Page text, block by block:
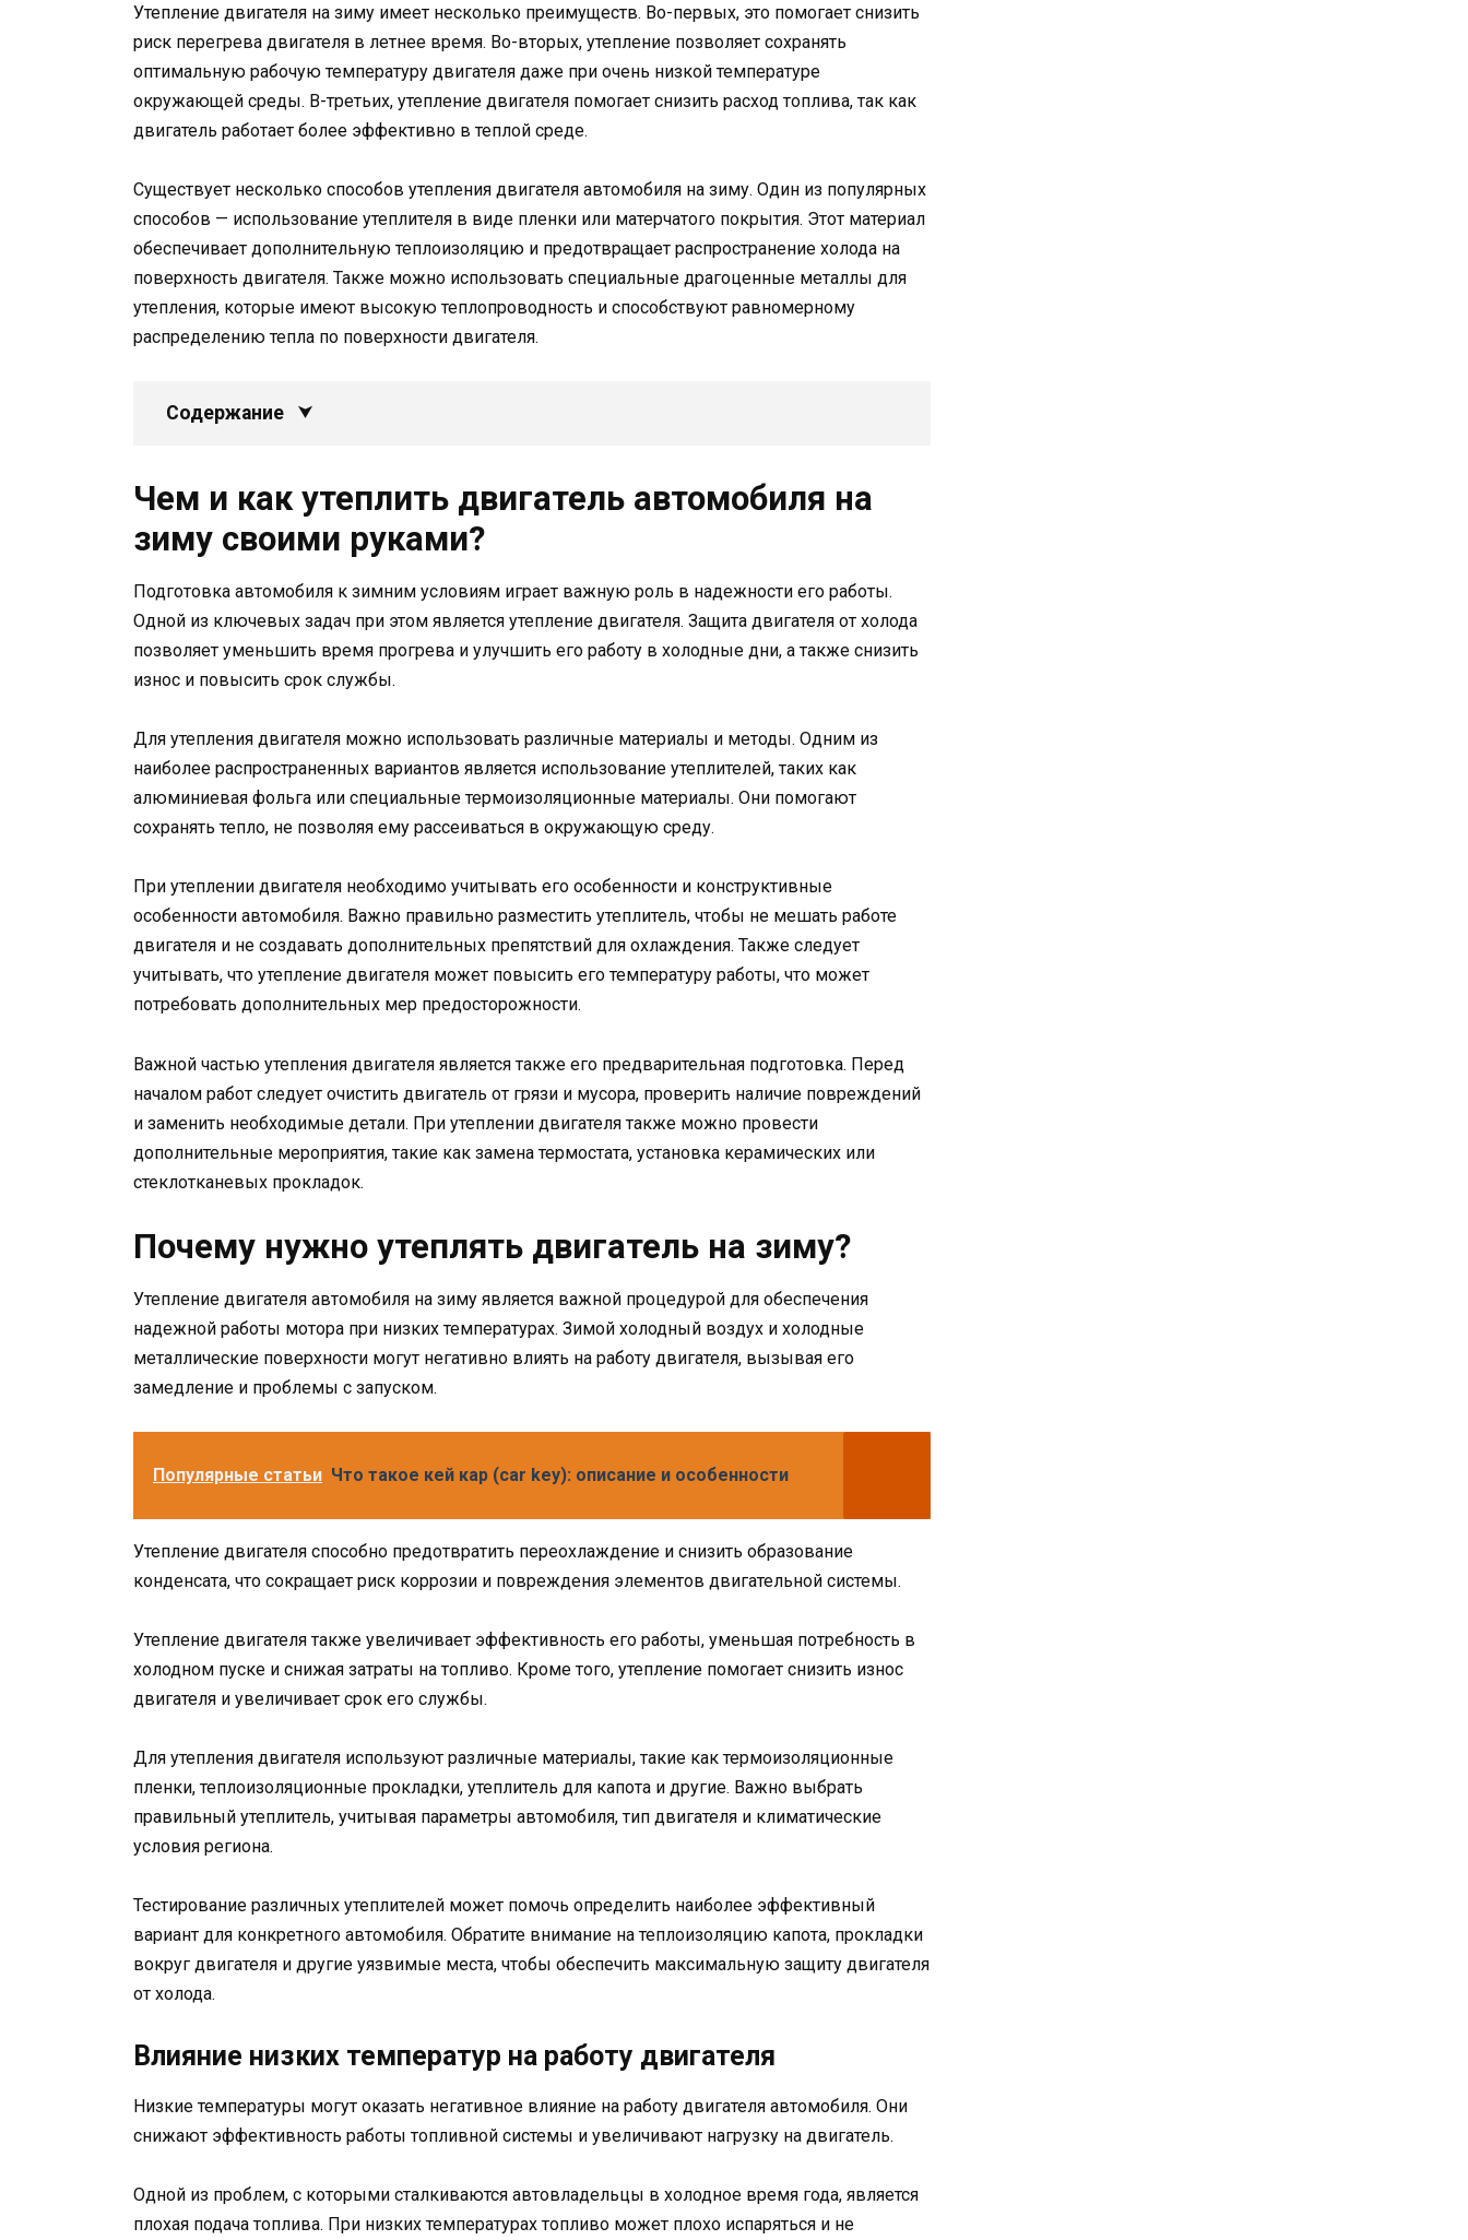
Утепление двигателя на зиму имеет несколько преимуществ. Во-первых, это помогает снизить
риск перегрева двигателя в летнее время. Во-вторых, утепление позволяет сохранять
оптимальную рабочую температуру двигателя даже при очень низкой температуре
окружающей среды. В-третьих, утепление двигателя помогает снизить расход топлива, так как
двигатель работает более эффективно в теплой среде.
Существует несколько способов утепления двигателя автомобиля на зиму. Один из популярных
способов — использование утеплителя в виде пленки или матерчатого покрытия. Этот материал
обеспечивает дополнительную теплоизоляцию и предотвращает распространение холода на
поверхность двигателя. Также можно использовать специальные драгоценные металлы для
утепления, которые имеют высокую теплопроводность и способствуют равномерному
распределению тепла по поверхности двигателя.
Содержание
Чем и как утеплить двигатель автомобиля на
зиму своими руками?
Подготовка автомобиля к зимним условиям играет важную роль в надежности его работы.
Одной из ключевых задач при этом является утепление двигателя. Защита двигателя от холода
позволяет уменьшить время прогрева и улучшить его работу в холодные дни, а также снизить
износ и повысить срок службы.
Для утепления двигателя можно использовать различные материалы и методы. Одним из
наиболее распространенных вариантов является использование утеплителей, таких как
алюминиевая фольга или специальные термоизоляционные материалы. Они помогают
сохранять тепло, не позволяя ему рассеиваться в окружающую среду.
При утеплении двигателя необходимо учитывать его особенности и конструктивные
особенности автомобиля. Важно правильно разместить утеплитель, чтобы не мешать работе
двигателя и не создавать дополнительных препятствий для охлаждения. Также следует
учитывать, что утепление двигателя может повысить его температуру работы, что может
потребовать дополнительных мер предосторожности.
Важной частью утепления двигателя является также его предварительная подготовка. Перед
началом работ следует очистить двигатель от грязи и мусора, проверить наличие повреждений
и заменить необходимые детали. При утеплении двигателя также можно провести
дополнительные мероприятия, такие как замена термостата, установка керамических или
стеклотканевых прокладок.
Почему нужно утеплять двигатель на зиму?
Утепление двигателя автомобиля на зиму является важной процедурой для обеспечения
надежной работы мотора при низких температурах. Зимой холодный воздух и холодные
металлические поверхности могут негативно влиять на работу двигателя, вызывая его
замедление и проблемы с запуском.
Популярные статьи Что такое кей кар (car key): описание и особенности
Утепление двигателя способно предотвратить переохлаждение и снизить образование
конденсата, что сокращает риск коррозии и повреждения элементов двигательной системы.
Утепление двигателя также увеличивает эффективность его работы, уменьшая потребность в
холодном пуске и снижая затраты на топливо. Кроме того, утепление помогает снизить износ
двигателя и увеличивает срок его службы.
Для утепления двигателя используют различные материалы, такие как термоизоляционные
пленки, теплоизоляционные прокладки, утеплитель для капота и другие. Важно выбрать
правильный утеплитель, учитывая параметры автомобиля, тип двигателя и климатические
условия региона.
Тестирование различных утеплителей может помочь определить наиболее эффективный
вариант для конкретного автомобиля. Обратите внимание на теплоизоляцию капота, прокладки
вокруг двигателя и другие уязвимые места, чтобы обеспечить максимальную защиту двигателя
от холода.
Влияние низких температур на работу двигателя
Низкие температуры могут оказать негативное влияние на работу двигателя автомобиля. Они
снижают эффективность работы топливной системы и увеличивают нагрузку на двигатель.
Одной из проблем, с которыми сталкиваются автовладельцы в холодное время года, является
плохая подача топлива. При низких температурах топливо может плохо испаряться и не